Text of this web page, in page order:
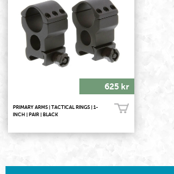
625 kr
PRIMARY ARMS | TACTICAL RINGS | 1-
INCH | PAIR | BLACK
Köp!